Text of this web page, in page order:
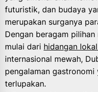
futuristik, dan budaya
merupakan surganya
Dengan beragam
mulai dari hidangan
internasional mewah,
pengalaman
terlupakan.